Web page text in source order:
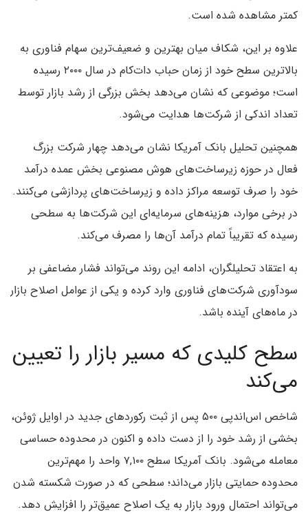
کمتر مشاهده شده است.
علاوه بر این، شکاف میان بهترین و ضعیف‌ترین سهام فناوری به
بالاترین سطح خود از زمان حباب دات‌کام در سال ۲۰۰۰ رسیده
است؛ موضوعی که نشان می‌دهد بخش بزرگی از رشد بازار توسط
تعداد اندکی از شرکت‌ها هدایت می‌شود.
همچنین تحلیل بانک آمریکا نشان می‌دهد چهار شرکت بزرگ
فعال در حوزه زیرساخت‌های هوش مصنوعی بخش عمده درآمد
خود را صرف توسعه مراکز داده و زیرساخت‌های پردازشی می‌کنند.
در برخی موارد، هزینه‌های سرمایه‌ای این شرکت‌ها به سطحی
رسیده که تقریباً تمام درآمد آن‌ها را مصرف می‌کند.
به اعتقاد تحلیلگران، ادامه این روند می‌تواند فشار مضاعفی بر
سودآوری شرکت‌های فناوری وارد کرده و یکی از عوامل اصلاح بازار
در ماه‌های آینده باشد.
سطح کلیدی که مسیر بازار را تعیین
می‌کند
شاخص اس‌اندپی ۵۰۰ پس از ثبت رکوردهای جدید در اوایل ژوئن،
بخشی از رشد خود را از دست داده و اکنون در محدوده حساسی
معامله می‌شود. بانک آمریکا سطح ۷,۱۰۰ واحد را مهم‌ترین
محدوده حمایتی بازار می‌داند؛ سطحی که در صورت شکسته شدن
می‌تواند احتمال ورود بازار به یک اصلاح عمیق‌تر را افزایش دهد.